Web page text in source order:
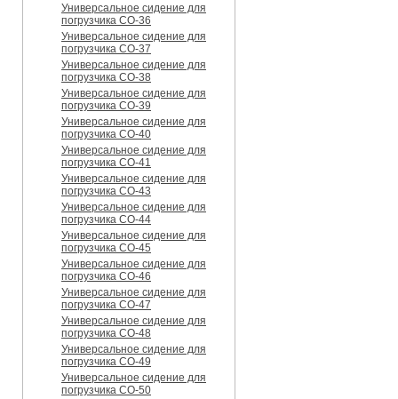
Универсальное сидение для
погрузчика CO-36
Универсальное сидение для
погрузчика CO-37
Универсальное сидение для
погрузчика CO-38
Универсальное сидение для
погрузчика CO-39
Универсальное сидение для
погрузчика CO-40
Универсальное сидение для
погрузчика CO-41
Универсальное сидение для
погрузчика CO-43
Универсальное сидение для
погрузчика CO-44
Универсальное сидение для
погрузчика CO-45
Универсальное сидение для
погрузчика CO-46
Универсальное сидение для
погрузчика CO-47
Универсальное сидение для
погрузчика CO-48
Универсальное сидение для
погрузчика CO-49
Универсальное сидение для
погрузчика CO-50